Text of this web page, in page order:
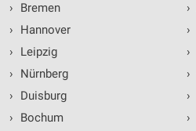
›
Bremen
›
Hannover
›
Leipzig
›
Nürnberg
›
Duisburg
›
Bochum
›
›
›
›
›
›